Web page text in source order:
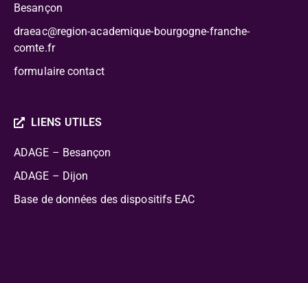
Besançon
draeac@region-academique-bourgogne-franche-
comte.fr
formulaire contact
LIENS UTILES
ADAGE – Besançon
ADAGE – Dijon
Base de données des dispositifs EAC